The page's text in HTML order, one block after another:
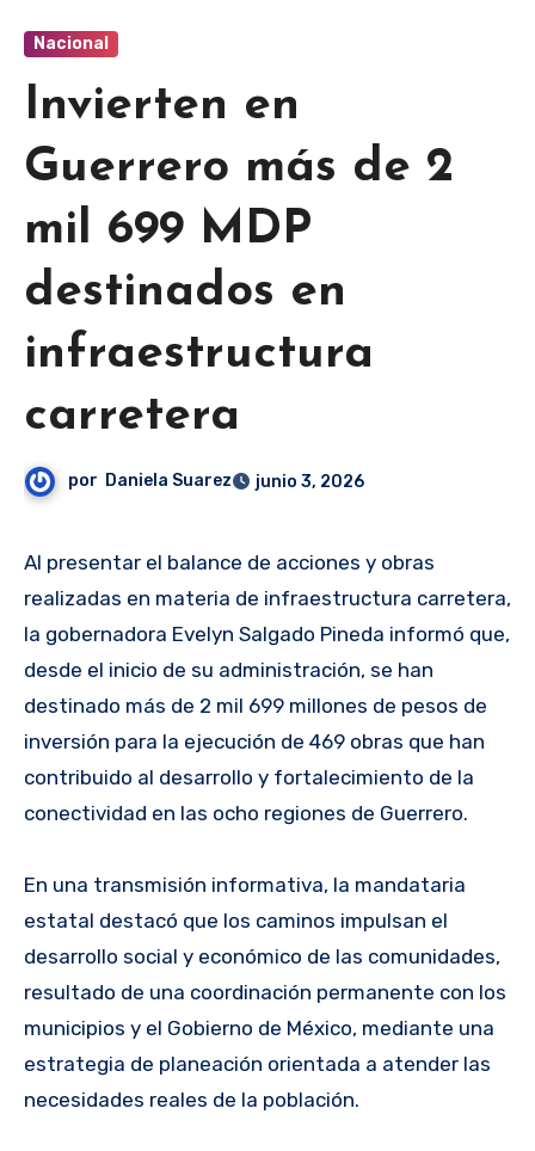
Nacional
Invierten en
Guerrero más de 2
mil 699 MDP
destinados en
infraestructura
carretera
por Daniela Suarez junio 3, 2026
Al presentar el balance de acciones y obras
realizadas en materia de infraestructura carretera,
la gobernadora Evelyn Salgado Pineda informó que,
desde el inicio de su administración, se han
destinado más de 2 mil 699 millones de pesos de
inversión para la ejecución de 469 obras que han
contribuido al desarrollo y fortalecimiento de la
conectividad en las ocho regiones de Guerrero.
En una transmisión informativa, la mandataria
estatal destacó que los caminos impulsan el
desarrollo social y económico de las comunidades,
resultado de una coordinación permanente con los
municipios y el Gobierno de México, mediante una
estrategia de planeación orientada a atender las
necesidades reales de la población.